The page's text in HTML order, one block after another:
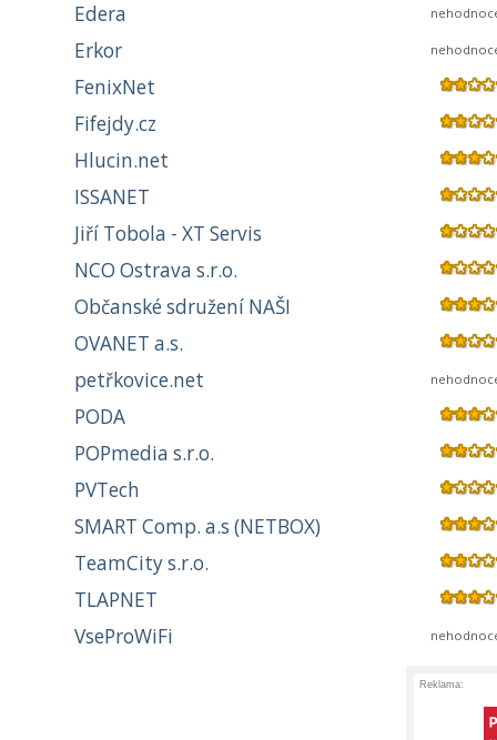
Edera
Erkor
FenixNet
Fifejdy.cz
Hlucin.net
ISSANET
Jiří Tobola - XT Servis
NCO Ostrava s.r.o.
Občanské sdružení NAŠI
OVANET a.s.
petřkovice.net
PODA
POPmedia s.r.o.
PVTech
SMART Comp. a.s (NETBOX)
TeamCity s.r.o.
TLAPNET
VseProWiFi
Reklama: